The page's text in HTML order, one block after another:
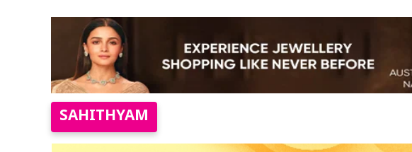
SAHITHYAM